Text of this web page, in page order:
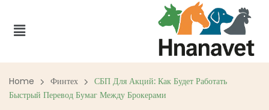
Home Финтех
СБП Для Акций: Как Будет Работать
Быстрый Перевод Бумаг Между Брокерами